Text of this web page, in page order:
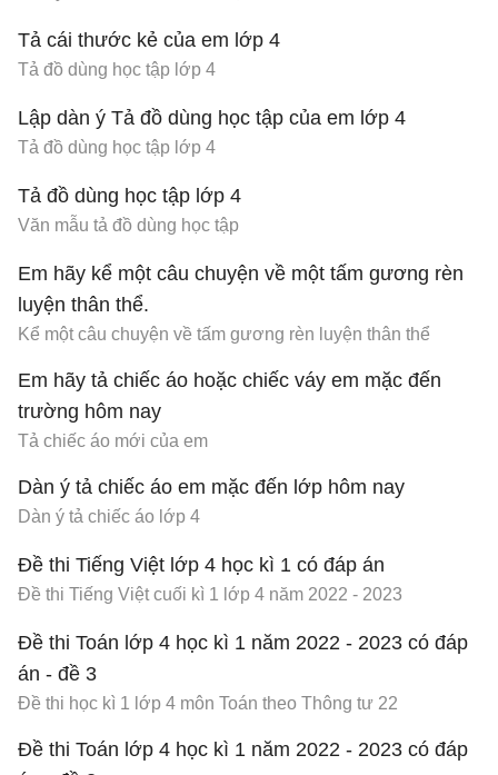
Tả cái thước kẻ của em lớp 4
Tả đồ dùng học tập lớp 4
Lập dàn ý Tả đồ dùng học tập của em lớp 4
Tả đồ dùng học tập lớp 4
Tả đồ dùng học tập lớp 4
Văn mẫu tả đồ dùng học tập
Em hãy kể một câu chuyện về một tấm gương rèn
luyện thân thể.
Kể một câu chuyện về tấm gương rèn luyện thân thể
Em hãy tả chiếc áo hoặc chiếc váy em mặc đến
trường hôm nay
Tả chiếc áo mới của em
Dàn ý tả chiếc áo em mặc đến lớp hôm nay
Dàn ý tả chiếc áo lớp 4
Đề thi Tiếng Việt lớp 4 học kì 1 có đáp án
Đề thi Tiếng Việt cuối kì 1 lớp 4 năm 2022 - 2023
Đề thi Toán lớp 4 học kì 1 năm 2022 - 2023 có đáp
án - đề 3
Đề thi học kì 1 lớp 4 môn Toán theo Thông tư 22
Đề thi Toán lớp 4 học kì 1 năm 2022 - 2023 có đáp